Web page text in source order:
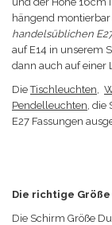
hängend montierbar
handelsüblichen
auf E14 in unserem
dann auch auf einer
DieTischleuchten,
Pendelleuchten, die
E27 Fassungen
Die richtige
Die Schirm Größe